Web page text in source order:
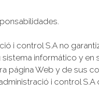
i control S.A no
sistema informático y
página Web y de sus
i control